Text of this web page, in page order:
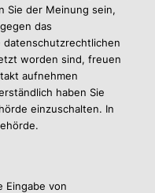
Sie der Meinung sein,
das
worden sind, freuen
aufnehmen
haben Sie
einzuschalten. In
Eingabe von